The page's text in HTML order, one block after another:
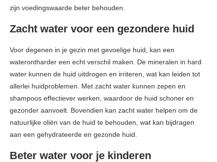
zijn voedingswaarde beter behouden.
Zacht water voor een gezondere huid
Voor degenen in je gezin met gevoelige huid, kan een
waterontharder een echt verschil maken. De mineralen in hard
water kunnen de huid uitdrogen en irriteren, wat kan leiden tot
allerlei huidproblemen. Met zacht water kunnen zepen en
shampoos effectiever werken, waardoor de huid schoner en
gezonder aanvoelt. Bovendien kan zacht water helpen om de
natuurlijke oliën van de huid te behouden, wat kan bijdragen
aan een gehydrateerde en gezonde huid.
Beter water voor je kinderen